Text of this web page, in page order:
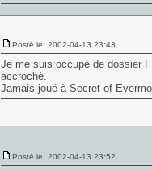
Posté le: 2002-04-13 23:43
Je me suis occupé de dossier
accroché.
Jamais joué à Secret of
Posté le: 2002-04-13 23:52